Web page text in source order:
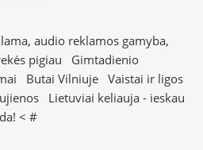
audio reklamos gamyba,
pigiau
Gimtadienio
Butai Vilniuje Vaistai ir ligos
Lietuviai keliauja - ieskau
< #